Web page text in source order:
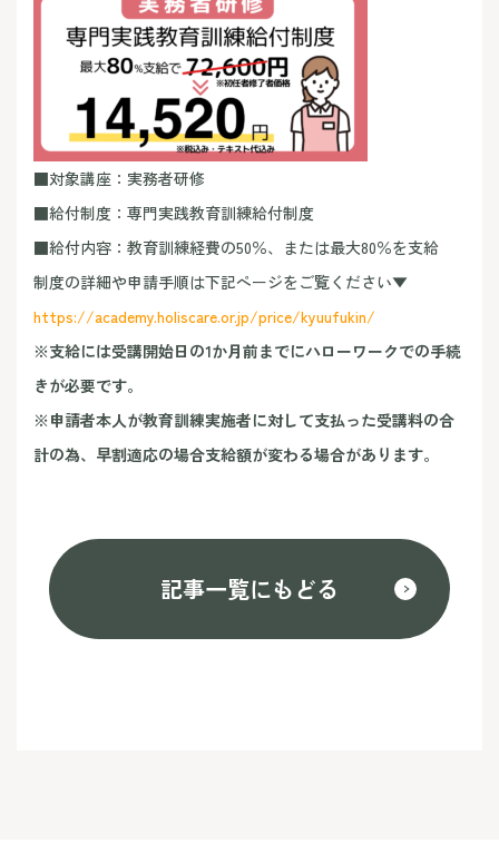
■対象講座：実務者研修
■給付制度：専門実践教育訓練給付制度
■給付内容：教育訓練経費の50％、または最大80％を支給
制度の詳細や申請手順は下記ページをご覧ください▼
https://academy.holiscare.or.jp/price/kyuufukin/
※支給には受講開始日の1か月前までにハローワークでの手続
きが必要です。
※申請者本人が教育訓練実施者に対して支払った受講料の合
計の為、早割適応の場合支給額が変わる場合があります。
記事一覧にもどる